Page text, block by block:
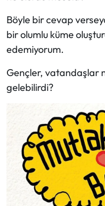
Böyle bir cevap
bir olumlu küme
edemiyorum.
Gençler, vatandaşlar
gelebilirdi?